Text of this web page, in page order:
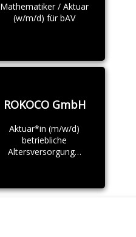
Mathematiker / Aktuar
(w/m/d) für bAV
ROKOCO GmbH
Aktuar*in (m/w/d)
betriebliche
Altersversorgung…